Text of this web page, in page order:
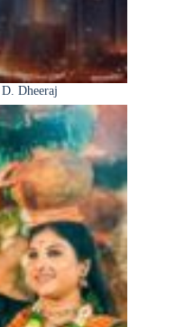
Dheeraj